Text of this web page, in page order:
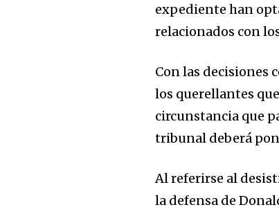
expediente han
relacionados con
Con las decisiones
los querellantes
circunstancia que
tribunal deberá
Al referirse al
la defensa de